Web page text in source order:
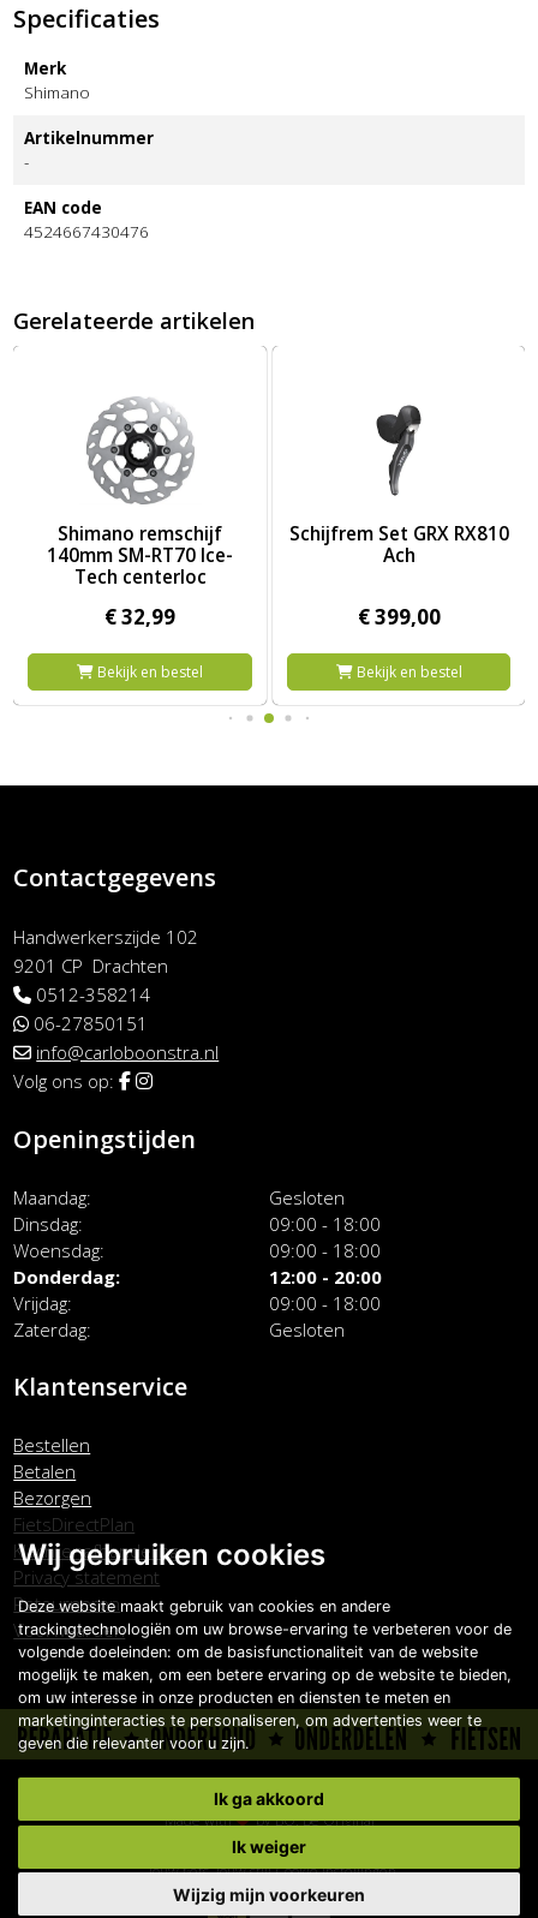
Specificaties
Merk
Shimano
Artikelnummer
-
EAN code
4524667430476
Gerelateerde artikelen
Shimano remschijf
140mm SM-RT70 Ice-
Tech centerloc
€32,99
Bekijk en bestel
Schijfrem Set GRX RX810
Ach
€399,00
Bekijk en bestel
Contactgegevens
Handwerkerszijde 102
9201 CP Drachten
0512-358214
06-27850151
info@carloboonstra.nl
Volg ons op:
Openingstijden
Maandag
Gesloten
Dinsdag
09:00 - 18:00
Woensdag
09:00 - 18:00
Donderdag
12:00 - 20:00
Vrijdag
09:00 - 18:00
Zaterdag
Gesloten
Klantenservice
Bestellen
Betalen
Bezorgen
FietsDirectPlan
Klachtenafhandeling
Privacy statement
Retourneren
Voorwaarden
Copyright © Carlo Boonstra de Fietsspecialist 2026
Made with
byBO. Be Original
Powered byBO Creator DXP®
Jouw fiets, jouw stijlCookie instellingen
Wij gebruiken cookies
Deze website maakt gebruik van cookies en andere
trackingtechnologiën om uw browse-ervaring te verbeteren voor de
volgende doeleinden: om de basisfunctionaliteit van de website
mogelijk te maken, om een betere ervaring op de website te bieden,
om uw interesse in onze producten en diensten te meten en
marketinginteracties te personaliseren, om advertenties weer te
geven die relevanter voor u zijn.
Ik ga akkoord
Ik weiger
Wijzig mijn voorkeuren